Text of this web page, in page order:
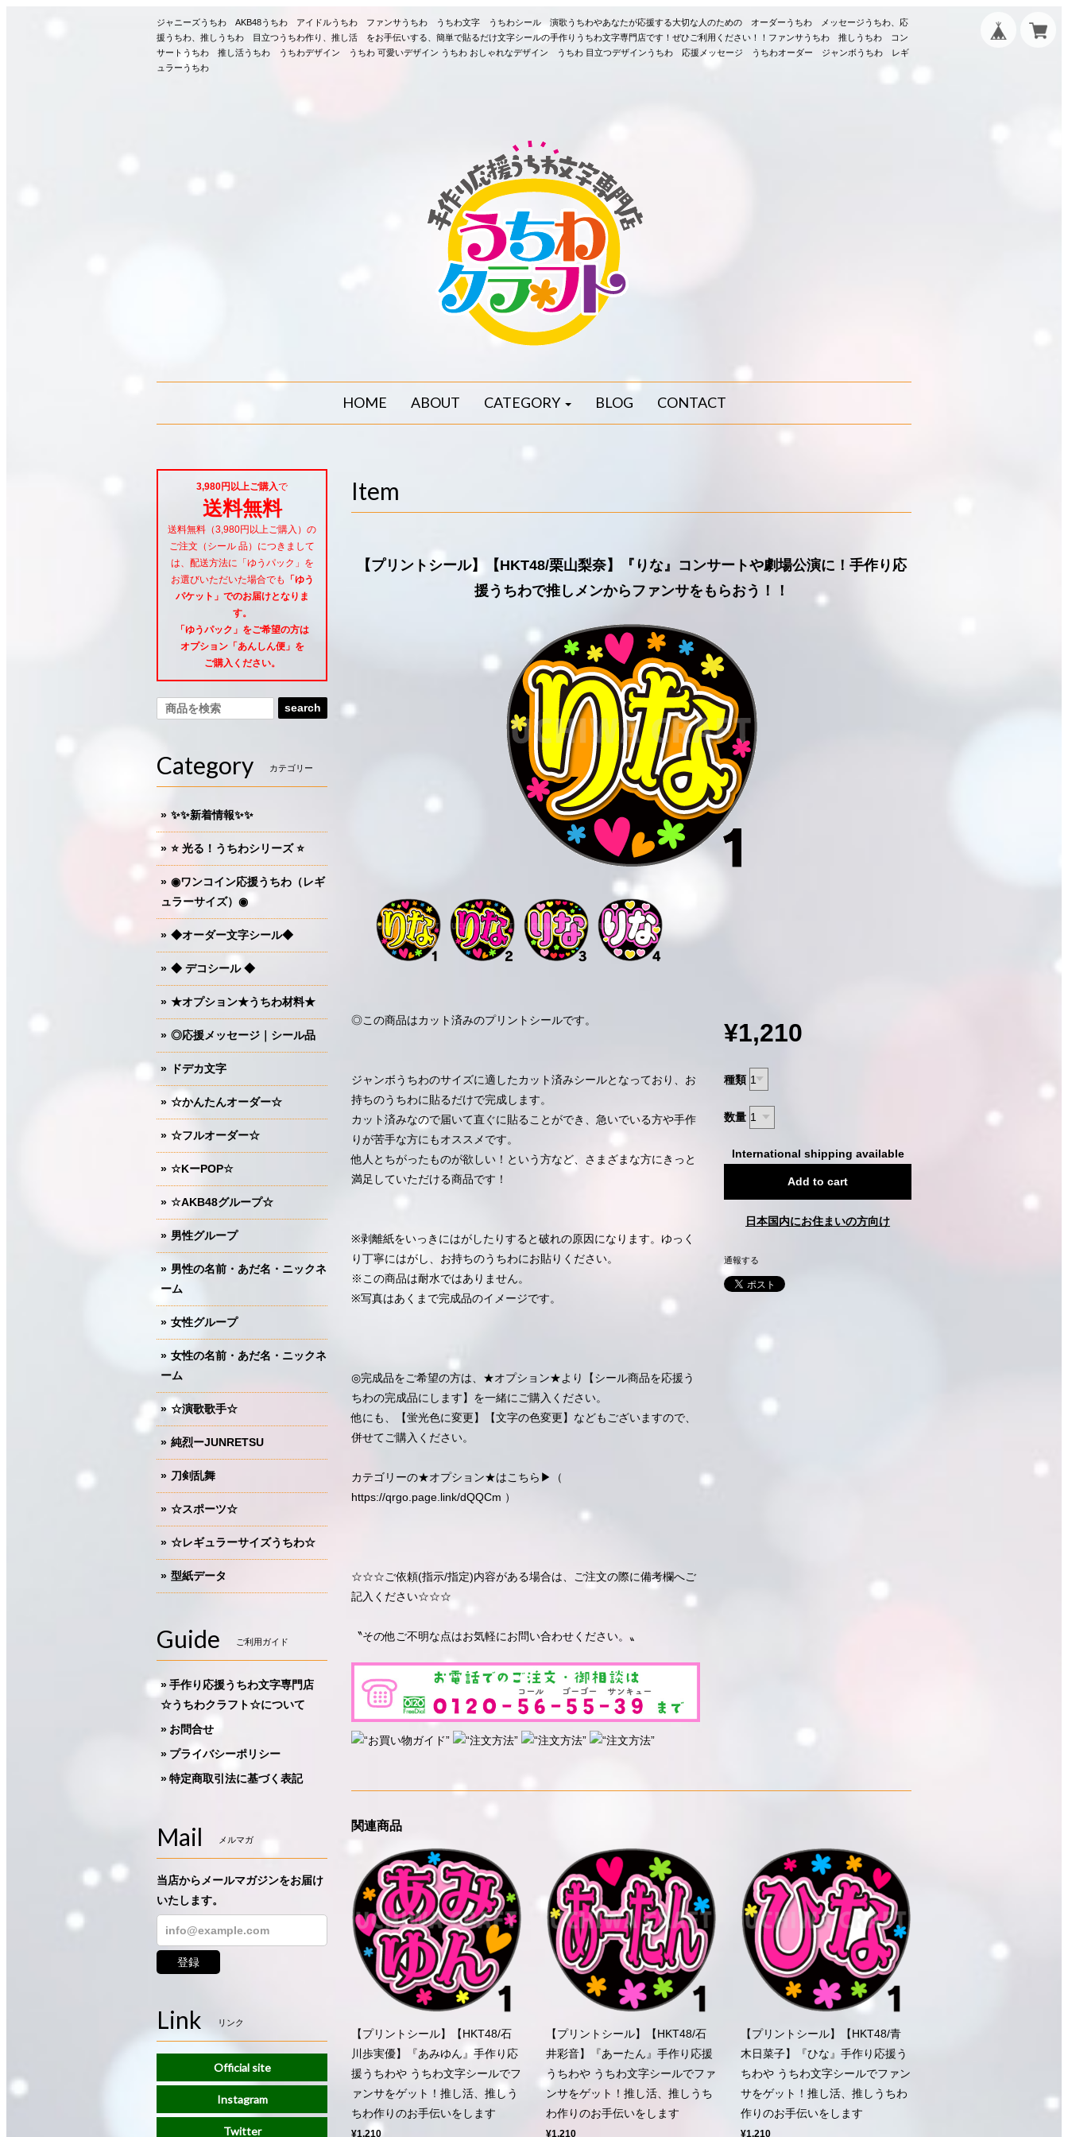
ジャニーズうちわ AKB48うちわ アイドルうちわ ファンサうちわ うちわ文字 うちわシール 演歌うちわやあなたが応援する大切な人のための オーダーうちわ メッセージうちわ、応
援うちわ、推しうちわ 目立つうちわ作り、推し活 をお手伝いする、簡単で貼るだけ文字シールの手作りうちわ文字専門店です！ぜひご利用ください！！ファンサうちわ 推しうちわ コン
サートうちわ 推し活うちわ うちわデザイン うちわ 可愛いデザイン うちわ おしゃれなデザイン うちわ 目立つデザインうちわ 応援メッセージ うちわオーダー ジャンボうちわ レギ
ュラーうちわ
HOME ABOUT CATEGORY BLOG CONTACT
Item
【プリントシール】【HKT48/栗山梨奈】『りな』コンサートや劇場公演に！手作り応
援うちわで推しメンからファンサをもらおう！！
◎この商品はカット済みのプリントシールです。
ジャンボうちわのサイズに適したカット済みシールとなっており、お
持ちのうちわに貼るだけで完成します。
カット済みなので届いて直ぐに貼ることができ、急いでいる方や手作
りが苦手な方にもオススメです。
他人とちがったものが欲しい！という方など、さまざまな方にきっと
満足していただける商品です！
※剥離紙をいっきにはがしたりすると破れの原因になります。ゆっく
り丁寧にはがし、お持ちのうちわにお貼りください。
※この商品は耐水ではありません。
※写真はあくまで完成品のイメージです。
◎完成品をご希望の方は、★オプション★より【シール商品を応援う
ちわの完成品にします】を一緒にご購入ください。
他にも、【蛍光色に変更】【文字の色変更】などもございますので、
併せてご購入ください。
カテゴリーの★オプション★はこちら▶︎（
https://qrgo.page.link/dQQCm ）
☆☆☆ご依頼(指示/指定)内容がある場合は、ご注文の際に備考欄へご
記入ください☆☆☆
〝その他ご不明な点はお気軽にお問い合わせください。〟
¥1,210
種類
数量
International shipping available
Add to cart
日本国内にお住まいの方向け
通報する
関連商品
【プリントシール】【HKT48/石
川歩実優】『あみゆん』手作り応
援うちわや うちわ文字シールでフ
ァンサをゲット！推し活、推しう
ちわ作りのお手伝いをします
¥1,210
【プリントシール】【HKT48/石
井彩音】『あーたん』手作り応援
うちわや うちわ文字シールでファ
ンサをゲット！推し活、推しうち
わ作りのお手伝いをします
¥1,210
【プリントシール】【HKT48/青
木日菜子】『ひな』手作り応援う
ちわや うちわ文字シールでファン
サをゲット！推し活、推しうちわ
作りのお手伝いをします
¥1,210
3,980円以上ご購入で
送料無料
送料無料（3,980円以上ご購入）の
ご注文（シール 品）につきまして
は、配送方法に「ゆうパック」を
お選びいただいた場合でも
「ゆう
パケット」でのお届けとなりま
す。
「ゆうパック」をご希望の方は
オプション「あんしん便」 を
ご購入ください。
search
Category カテゴリー
✨✨新着情報✨✨
⭐️ 光る！うちわシリーズ ⭐️
◉ワンコイン応援うちわ（レギ
ュラーサイズ）◉
◆オーダー文字シール◆
◆ デコシール ◆
★オプション★うちわ材料★
◎応援メッセージ｜シール品
ドデカ文字
☆かんたんオーダー☆
☆フルオーダー☆
☆KーPOP☆
☆AKB48グループ☆
男性グループ
男性の名前・あだ名・ニックネ
ーム
女性グループ
女性の名前・あだ名・ニックネ
ーム
☆演歌歌手☆
純烈ーJUNRETSU
刀剣乱舞
☆スポーツ☆
☆レギュラーサイズうちわ☆
型紙データ
Guide ご利用ガイド
手作り応援うちわ文字専門店
☆うちわクラフト☆について
お問合せ
プライバシーポリシー
特定商取引法に基づく表記
Mail メルマガ
当店からメールマガジンをお届け
いたします。
登録
Link リンク
Official site
Instagram
Twitter